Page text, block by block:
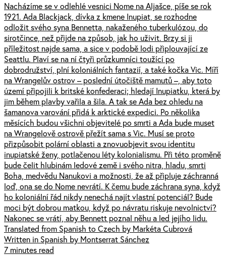
Nacházíme se v odlehlé vesnici Nome na Aljašce, píše se rok
1921. Ada Blackjack, dívka z kmene Inupiat, se rozhodne
odložit svého syna Bennetta, nakaženého tuberkulózou, do
sirotčince, než přijde na způsob, jak ho uživit. Brzy si ji
příležitost najde sama, a sice v podobě lodi připlouvající ze
Seattlu. Plaví se na ní čtyři průzkumníci toužící po
dobrodružství, plní koloniálních fantazií, a také kočka Vic. Míří
na Wrangelův ostrov – poslední útočiště mamutů –, aby toto
území připojili k britské konfederaci; hledají Inupiatku, která by
jim během plavby vařila a šila. A tak se Ada bez ohledu na
šamanova varování přidá k arktické expedici. Po několika
měsících budou všichni objevitelé po smrti a Ada bude muset
na Wrangelově ostrově přežít sama s Vic. Musí se proto
přizpůsobit polární oblasti a znovuobjevit svou identitu
inupiatské ženy, potlačenou léty kolonialismu. Při této proměně
bude čelit hlubinám ledové země i svého nitra, hladu, smrti
Boha, medvědu Nanukovi a možnosti, že až připluje záchranná
loď, ona se do Nome nevrátí. K čemu bude záchrana syna, když
ho koloniální řád nikdy nenechá najít vlastní potenciál? Bude
moci být dobrou matkou, když po návratu riskuje nevolnictví?
Nakonec se vrátí, aby Bennett poznal něhu a led jejího lidu.
Translated from Spanish to Czech by Markéta Cubrová
Written in Spanish by Montserrat Sánchez
7 minutes read